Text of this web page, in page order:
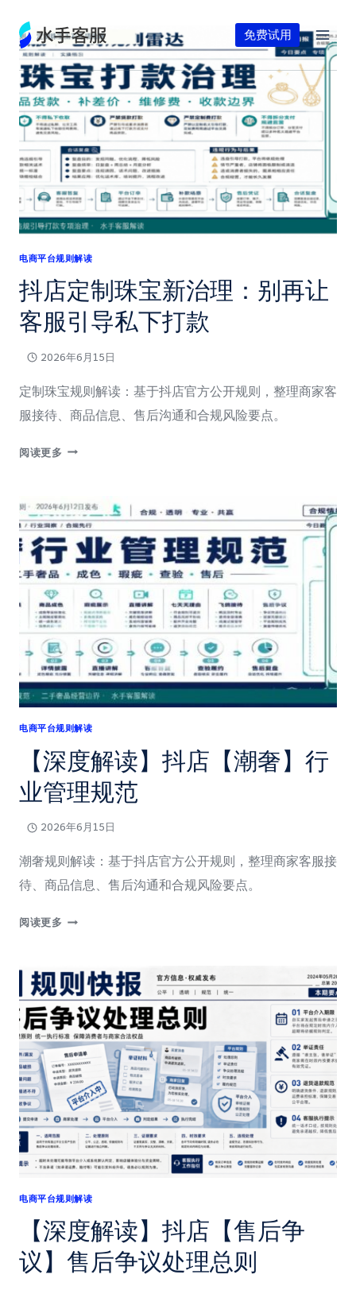
免费试用
电商平台规则解读
抖店定制珠宝新治理：别再让
客服引导私下打款
2026年6月15日
定制珠宝规则解读：基于抖店官方公开规则，整理商家客
服接待、商品信息、售后沟通和合规风险要点。
阅读更多 抖
制
珠
宝
新
理：
别
让
客
服
导
私
下
打
电商平台规则解读
【深度解读】抖店【潮奢】行
业管理规范
2026年6月15日
潮奢规则解读：基于抖店官方公开规则，整理商家客服接
待、商品信息、售后沟通和合规风险要点。
阅读更多 【深
读】
抖
店
【潮
奢】
行
管
理
规
范
电商平台规则解读
【深度解读】抖店【售后争
议】售后争议处理总则